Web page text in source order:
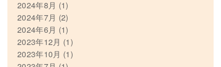
2024年8月 (1)
2024年7月 (2)
2024年6月 (1)
2023年12月 (1)
2023年10月 (1)